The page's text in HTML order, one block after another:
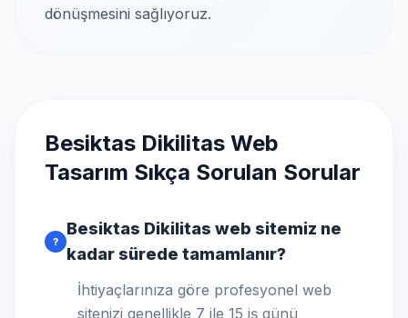
dönüşmesini sağlıyoruz.
Besiktas Dikilitas Web
Tasarım Sıkça Sorulan Sorular
?
Besiktas Dikilitas web sitemiz ne
kadar sürede tamamlanır?
İhtiyaçlarınıza göre profesyonel web
sitenizi genellikle 7 ile 15 iş günü